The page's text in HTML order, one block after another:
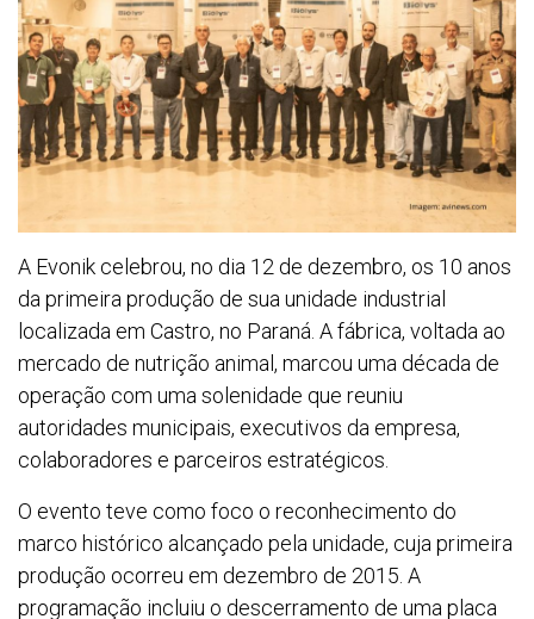
A Evonik celebrou, no dia 12 de dezembro, os 10 anos
da primeira produção de sua unidade industrial
localizada em Castro, no Paraná. A fábrica, voltada ao
mercado de nutrição animal, marcou uma década de
operação com uma solenidade que reuniu
autoridades municipais, executivos da empresa,
colaboradores e parceiros estratégicos.
O evento teve como foco o reconhecimento do
marco histórico alcançado pela unidade, cuja primeira
produção ocorreu em dezembro de 2015. A
programação incluiu o descerramento de uma placa